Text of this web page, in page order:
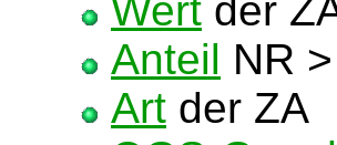
Wert der
Anteil NR
Art der ZA